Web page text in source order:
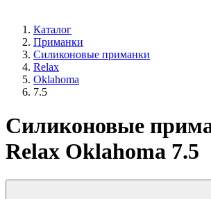
Каталог
Приманки
Силиконовые приманки
Relax
Oklahoma
7.5
Силиконовые
Relax Oklahoma 7.5